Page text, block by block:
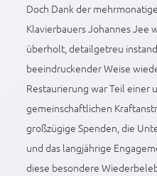
Doch Dank der
Klavierbauers Johannes Jee
überholt, detailgetreu
beeindruckender Weise
Restaurierung war Teil einer
gemeinschaftlichen
großzügige Spenden, die
und das langjährige
diese besondere